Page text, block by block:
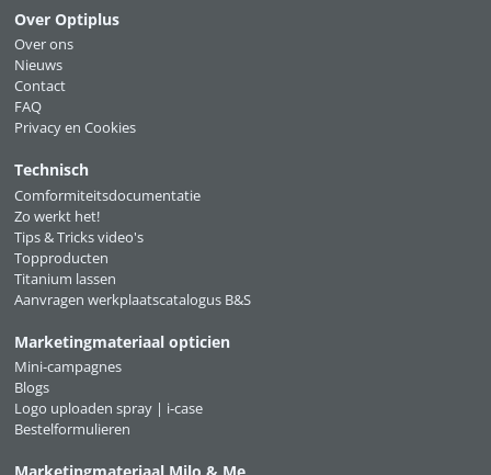
Over Optiplus
Over ons
Nieuws
Contact
FAQ
Privacy en Cookies
Technisch
Comformiteitsdocumentatie
Zo werkt het!
Tips & Tricks video's
Topproducten
Titanium lassen
Aanvragen werkplaatscatalogus B&S
Marketingmateriaal opticien
Mini-campagnes
Blogs
Logo uploaden spray | i-case
Bestelformulieren